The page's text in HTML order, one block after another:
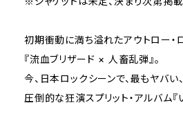
初期衝動に満ち溢れたアウトロー・
『流血ブリザード × 人畜乱弾』。
今、日本ロックシーンで、最もヤバい
圧倒的な狂演スプリット・アルバム